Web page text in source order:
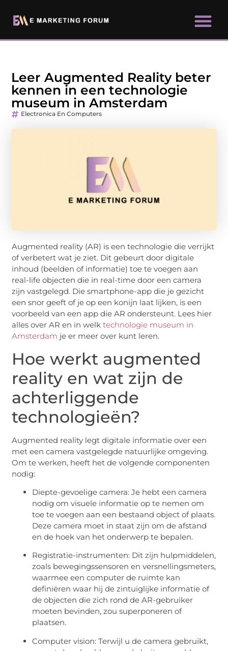
Leer Augmented Reality beter
kennen in een technologie
museum in Amsterdam
Electronica En Computers
Augmented reality (AR) is een technologie die verrijkt
of verbetert wat je ziet. Dit gebeurt door digitale
inhoud (beelden of informatie) toe te voegen aan
real-life objecten die in real-time door een camera
zijn vastgelegd. Die smartphone-app die je gezicht
een snor geeft of je op een konijn laat lijken, is een
voorbeeld van een app die AR ondersteunt. Lees hier
alles over AR en in welktechnologie museum in
Amsterdam je er meer over kunt leren.
Hoe werkt augmented
reality en wat zijn de
achterliggende
technologieën?
Augmented reality legt digitale informatie over een
met een camera vastgelegde natuurlijke omgeving.
Om te werken, heeft het de volgende componenten
nodig:
Diepte-gevoelige camera: Je hebt een camera
nodig om visuele informatie op te nemen om
toe te voegen aan een bestaand object of plaats.
Deze camera moet in staat zijn om de afstand
en de hoek van het onderwerp te bepalen.
Registratie-instrumenten: Dit zijn hulpmiddelen,
zoals bewegingssensoren en versnellingsmeters,
waarmee een computer de ruimte kan
definiëren waar hij de zintuiglijke informatie of
de objecten die zich rond de AR-gebruiker
moeten bevinden, zou superponeren of
plaatsen.
Computer vision: Terwijl u de camera gebruikt,